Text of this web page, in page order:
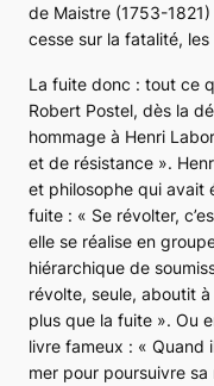
de Maistre (1753-
cesse sur la fatalité,
La fuite donc : tout ce
Robert Postel, dès la
hommage à Henri
et de résistance ».
et philosophe qui avait
fuite : « Se révolter,
elle se réalise en
hiérarchique de
révolte, seule, aboutit
plus que la fuite ». Ou
livre fameux : « Quand
mer pour poursuivre